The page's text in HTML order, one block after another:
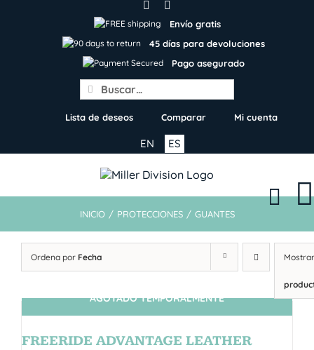
Envío gratis
45 días para devoluciones
Pago asegurado
Search
for:
Lista de deseos Comparar Mi cuenta
ES
EN
INICIO / PROTECCIONES / GUANTES
Ordena por Fecha
SIN STOCK
AGOTADO TEMPORALMENTE
FREERIDE ADVANTAGE LEATHER